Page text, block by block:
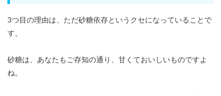
3つ目の理由は、ただ砂糖依存というクセになっていることで
す。
砂糖は、あなたもご存知の通り、甘くておいしいものですよ
ね。